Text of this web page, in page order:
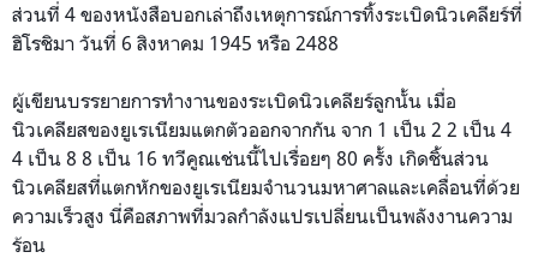
ส่วนที่ 4 ของหนังสือบอกเล่าถึงเหตุการณ์การทิ้งระเบิดนิวเคลียร์ที่
ฮิโรชิมา วันที่ 6 สิงหาคม 1945 หรือ 2488
ผู้เขียนบรรยายการทำงานของระเบิดนิวเคลียร์ลูกนั้น เมื่อ
นิวเคลียสของยูเรเนียมแตกตัวออกจากกัน จาก 1 เป็น 2 2 เป็น 4
4 เป็น 8 8 เป็น 16 ทวีคูณเช่นนี้ไปเรื่อยๆ 80 ครั้ง เกิดชิ้นส่วน
นิวเคลียสที่แตกหักของยูเรเนียมจำนวนมหาศาลและเคลื่อนที่ด้วย
ความเร็วสูง นี่คือสภาพที่มวลกำลังแปรเปลี่ยนเป็นพลังงานความ
ร้อน